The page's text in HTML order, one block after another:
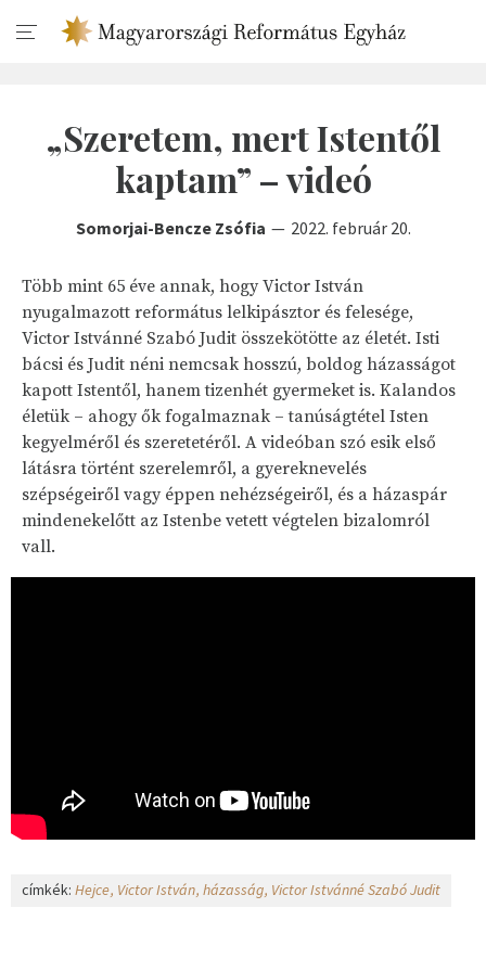
„Szeretem, mert Istentől
kaptam” – videó
Somorjai-Bencze Zsófia 2022. február 20.
Több mint 65 éve annak, hogy Victor István
nyugalmazott református lelkipásztor és felesége,
Victor Istvánné Szabó Judit összekötötte az életét. Isti
bácsi és Judit néni nemcsak hosszú, boldog házasságot
kapott Istentől, hanem tizenhét gyermeket is. Kalandos
életük – ahogy ők fogalmaznak – tanúságtétel Isten
kegyelméről és szeretetéről. A videóban szó esik első
látásra történt szerelemről, a gyereknevelés
szépségeiről vagy éppen nehézségeiről, és a házaspár
mindenekelőtt az Istenbe vetett végtelen bizalomról
vall.
címkék: Hejce Victor István házasság Victor Istvánné Szabó Judit